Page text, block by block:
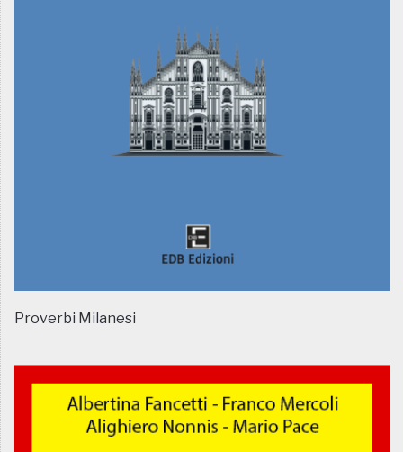
Proverbi Milanesi